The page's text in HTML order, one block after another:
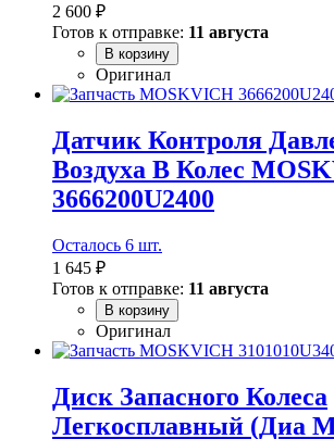
2 600 ₽
Готов к отправке: 11 августа
В корзину
Оригинал
Датчик Контроля
Воздуха В Колес
3666200U2400
Осталось 6 шт.
1 645 ₽
Готов к отправке: 11 августа
В корзину
Оригинал
Диск Запасного Колеса
Легкосплавный (Диа